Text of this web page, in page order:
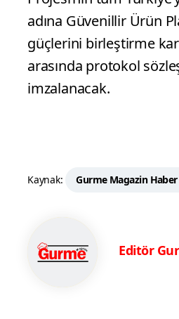
adına Güvenillir Ürün
güçlerini birleştirme
arasında protokol
imzalanacak.
Kaynak: Gurme Magazin Haber
Editör